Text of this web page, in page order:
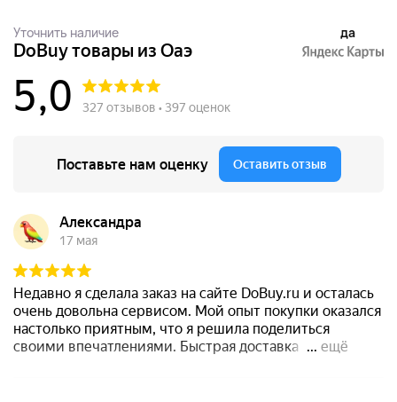
Уточнить наличие да